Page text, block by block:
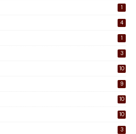
1
4
1
3
10
9
10
10
3